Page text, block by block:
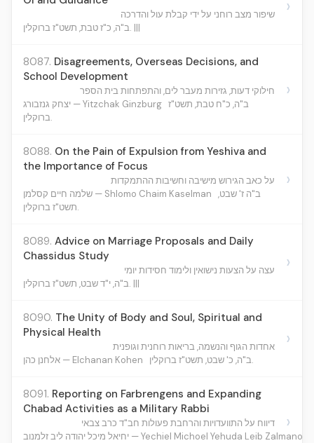
שיפור מצב רוחני על ידי קבלת עול והדרכה
ב"ה, כ"ז טבת, תשט"ז ברוקלין. |||
›
8087. Disagreements, Overseas Decisions, and
School Development
חילוקי דעות, גזירות מעבר לים, והתפתחות בית הספר
יצחק גנזבורג — Yitzchak Ginzburg ב"ה, כ"ח טבת, תשט"ז
ברוקלין.
›
8088. On the Pain of Expulsion from Yeshiva and
the Importance of Focus
על כאב הגירוש מישיבה וחשיבות ההתמקדות
שלמה חיים קסלמן — Shlomo Chaim Kaselman ב"ה ז' שבט,
תשט"ז ברוקלין.
›
8089. Advice on Marriage Proposals and Daily
Chassidus Study
עצה על הצעות נישואין ולימוד חסידות יומי
ב"ה, י"ד שבט, תשט"ז ברוקלין. |||
›
8090. The Unity of Body and Soul, Spiritual and
Physical Health
אחדות הגוף והנשמה, בריאות רוחנית וגופנית
אלחנן כהן — Elchanan Kohen
ב"ה, כ' שבט, תשט"ז ברוקלין.
›
8091. Reporting on Farbrengens and Expanding
Chabad Activities as a Military Rabbi
דיווח על התוועדויות והרחבת פעולות חב"ד כרב צבאי
יחיאל מיכל יהודה ליב זלמנוב — Yechiel Michoel Yehuda Leib Zalmanov
›